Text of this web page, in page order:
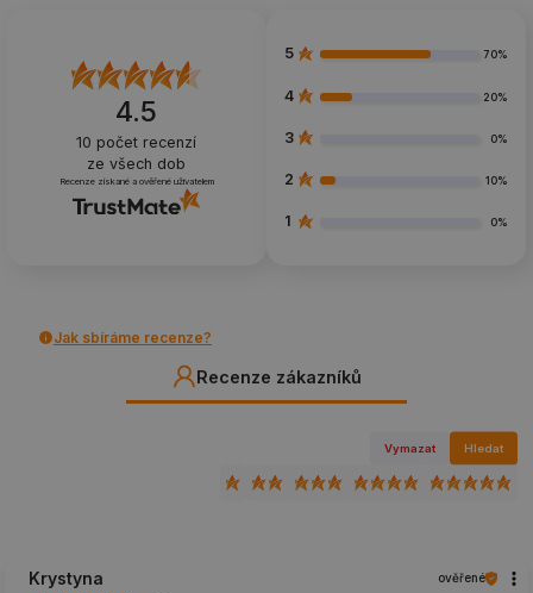
4.5
10 počet recenzí
ze všech dob
Recenze získané a ověřené uživatelem
5 70%
4 20%
3 0%
2 10%
1 0%
Jak sbíráme recenze?
Recenze zákazníků
Vymazat Hledat
Krystyna ověřené